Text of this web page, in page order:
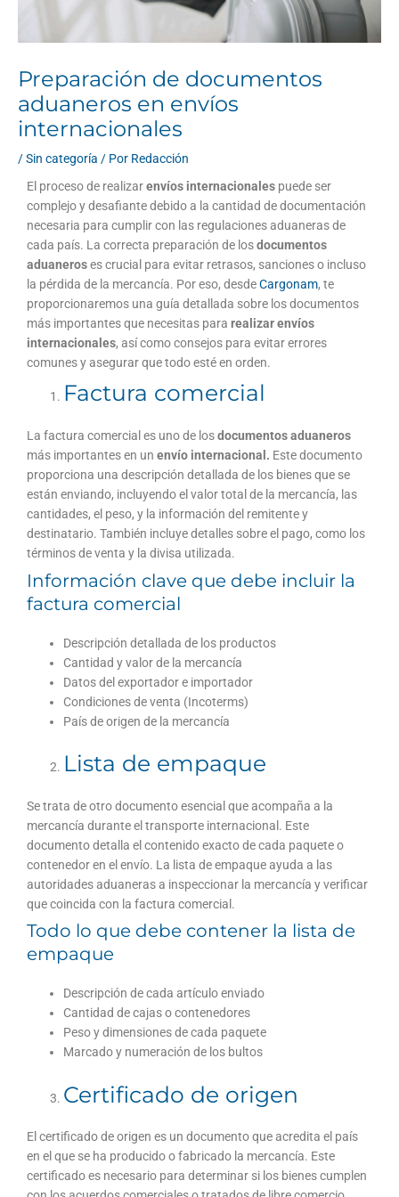
Preparación de documentos
aduaneros en envíos
internacionales
/Sin categoría / Por Redacción
El proceso de realizarenvíos internacionales puede ser
complejo y desafiante debido a la cantidad de documentación
necesaria para cumplir con las regulaciones aduaneras de
cada país. La correcta preparación de losdocumentos
aduaneroses crucial para evitar retrasos, sanciones o incluso
la pérdida de la mercancía. Por eso, desdeCargonam, te
proporcionaremos una guía detallada sobre los documentos
más importantes que necesitas para realizar envíos
internacionales, así como consejos para evitar errores
comunes y asegurar que todo esté en orden.
Factura comercial
La factura comercial es uno de losdocumentos aduaneros
más importantes en un envío internacional. Este documento
proporciona una descripción detallada de los bienes que se
están enviando, incluyendo el valor total de la mercancía, las
cantidades, el peso, y la información del remitente y
destinatario. También incluye detalles sobre el pago, como los
términos de venta y la divisa utilizada.
Información clave que debe incluir la
factura comercial
Descripción detallada de los productos
Cantidad y valor de la mercancía
Datos del exportador e importador
Condiciones de venta (Incoterms)
País de origen de la mercancía
Lista de empaque
Se trata de otro documento esencial que acompaña a la
mercancía durante el transporte internacional. Este
documento detalla el contenido exacto de cada paquete o
contenedor en el envío. La lista de empaque ayuda a las
autoridades aduaneras a inspeccionar la mercancía y verificar
que coincida con la factura comercial.
Todo lo que debe contener la lista de
empaque
Descripción de cada artículo enviado
Cantidad de cajas o contenedores
Peso y dimensiones de cada paquete
Marcado y numeración de los bultos
Certificado de origen
El certificado de origen es un documento que acredita el país
en el que se ha producido o fabricado la mercancía. Este
certificado es necesario para determinar si los bienes cumplen